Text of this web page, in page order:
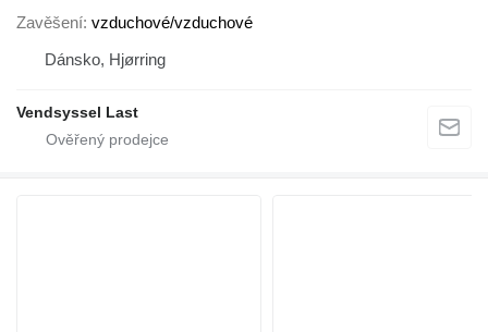
Zavěšení vzduchové/vzduchové
Dánsko, Hjørring
Vendsyssel Last